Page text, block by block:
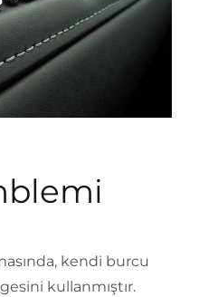
kendi burcu
kullanmıştır.